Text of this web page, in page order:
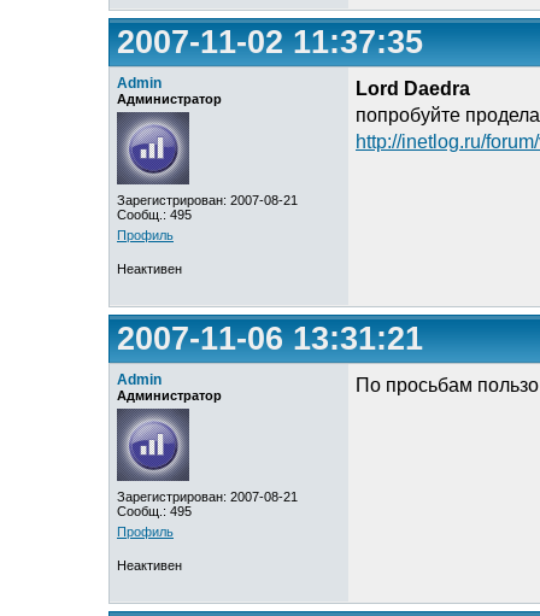
2007-11-02 11:37:35
Admin
Администратор
Зарегистрирован: 2007-08-21
Сообщ.: 495
Профиль
Lord Daedra
попробуйте
http://inetlog.ru/
Неактивен
2007-11-06 13:31:21
Admin
Администратор
Зарегистрирован: 2007-08-21
Сообщ.: 495
Профиль
По просьбам
Неактивен